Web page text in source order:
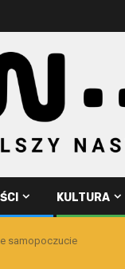
KULTURA
samopoczucie